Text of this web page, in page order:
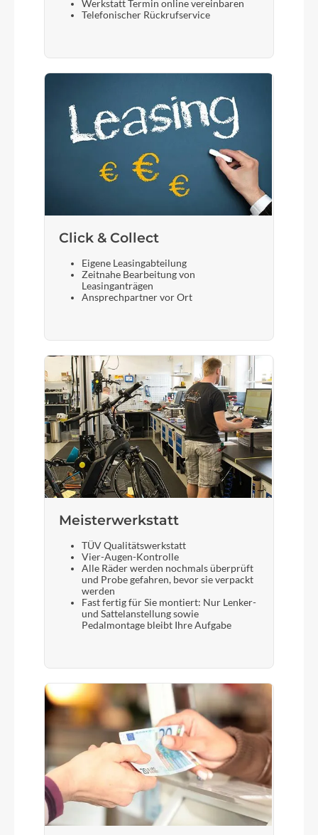
SR Suntour NEX, 63mm
Sattelstütze
CUBE Performance Post, 27.2mm
Werkstatt Termin online vereinbaren
Telefonischer Rückrufservice
Click & Collect
Eigene Leasingabteilung
Zeitnahe Bearbeitung von
Leasinganträgen
Ansprechpartner vor Ort
Meisterwerkstatt
TÜV Qualitätswerkstatt
Vier-Augen-Kontrolle
Alle Räder werden nochmals überprüft
und Probe gefahren, bevor sie verpackt
werden
Fast fertig für Sie montiert: Nur Lenker-
und Sattelanstellung sowie
Pedalmontage bleibt Ihre Aufgabe